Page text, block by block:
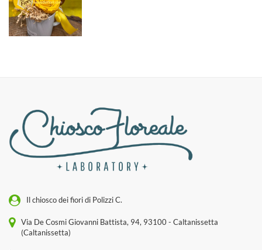
Il chiosco dei fiori di Polizzi C.
Via De Cosmi Giovanni Battista, 94, 93100 - Caltanissetta
(Caltanissetta)